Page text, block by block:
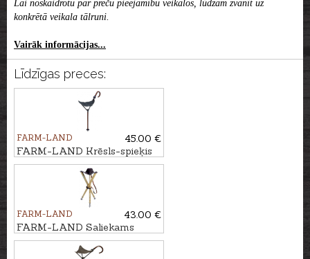
Lai noskaidrotu par preču pieejamību veikalos, lūdzam zvanīt uz
konkrētā veikala tālruni.
Vairāk informācijas...
Līdzīgas preces:
FARM-LAND
45.00 €
FARM-LAND Krēsls-spieķis
JAGD
FARM-LAND
43.00 €
FARM-LAND Saliekams
krēsls - trijkājis
LUXUS/NATUR